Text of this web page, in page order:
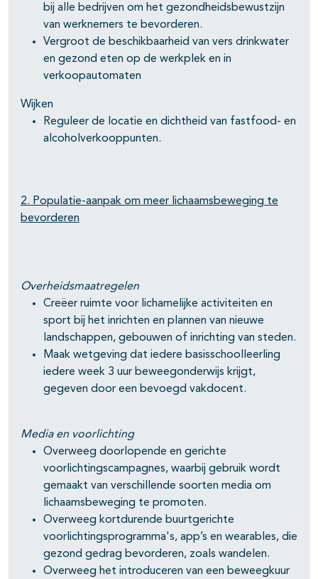
bij alle bedrijven om het gezondheidsbewustzijn
van werknemers te bevorderen.
Vergroot de beschikbaarheid van vers drinkwater
en gezond eten op de werkplek en in
verkoopautomaten
Wijken
Reguleer de locatie en dichtheid van fastfood- en
alcoholverkooppunten.
2. Populatie-aanpak om meer lichaamsbeweging te
bevorderen
Overheidsmaatregelen
Creëer ruimte voor lichamelijke activiteiten en
sport bij het inrichten en plannen van nieuwe
landschappen, gebouwen of inrichting van steden.
Maak wetgeving dat iedere basisschoolleerling
iedere week 3 uur beweegonderwijs krijgt,
gegeven door een bevoegd vakdocent.
Media en voorlichting
Overweeg doorlopende en gerichte
voorlichtingscampagnes, waarbij gebruik wordt
gemaakt van verschillende soorten media om
lichaamsbeweging te promoten.
Overweeg kortdurende buurtgerichte
voorlichtingsprogramma's, app’s en wearables, die
gezond gedrag bevorderen, zoals wandelen.
Overweeg het introduceren van een beweegkuur